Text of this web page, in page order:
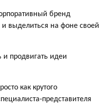
бренд
выделиться на фоне своей
и продвигать идеи
как крутого
представителя